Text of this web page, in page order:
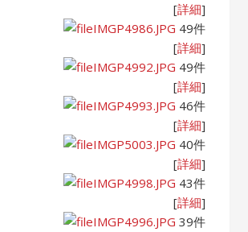
[詳細]
IMGP4986.JPG 49件
[詳細]
IMGP4992.JPG 49件
[詳細]
IMGP4993.JPG 46件
[詳細]
IMGP5003.JPG 40件
[詳細]
IMGP4998.JPG 43件
[詳細]
IMGP4996.JPG 39件